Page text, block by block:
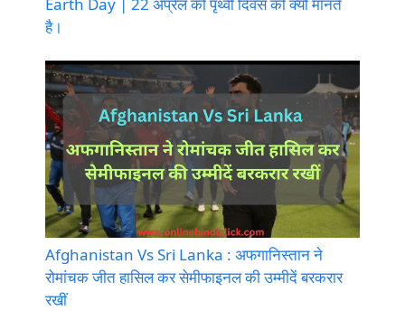
है।
Afghanistan Vs Sri Lanka : अफगानिस्तान ने
रोमांचक जीत हासिल कर सेमीफाइनल की उम्मीदें बरकरार
रखीं